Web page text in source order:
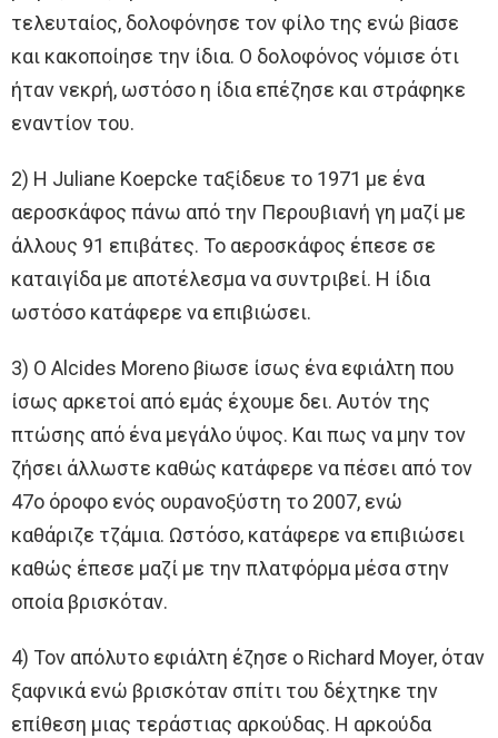
τελευταίος, δολοφόνησε τον φίλο της ενώ βiασε
και κακοποίησε την ίδια. Ο δολοφόνος νόμισε ότι
ήταν νεκρή, ωστόσο η ίδια επέζησε και στράφηκε
εναντίον του.
2) Η Juliane Koepcke ταξίδευε το 1971 με ένα
αεροσκάφος πάνω από την Περουβιανή γη μαζί με
άλλους 91 επιβάτες. Το αεροσκάφος έπεσε σε
καταιγίδα με αποτέλεσμα να συντριβεί. Η ίδια
ωστόσο κατάφερε να επιβιώσει.
3) Ο Alcides Moreno βiωσε ίσως ένα εφιάλτη που
ίσως αρκετοί από εμάς έχουμε δει. Αυτόν της
πτώσης από ένα μεγάλο ύψος. Και πως να μην τον
ζήσει άλλωστε καθώς κατάφερε να πέσει από τον
47ο όροφο ενός ουρανοξύστη το 2007, ενώ
καθάριζε τζάμια. Ωστόσο, κατάφερε να επιβιώσει
καθώς έπεσε μαζί με την πλατφόρμα μέσα στην
οποία βρισκόταν.
4) Τον απόλυτο εφιάλτη έζησε ο Richard Moyer, όταν
ξαφνικά ενώ βρισκόταν σπίτι του δέχτηκε την
επίθεση μιας τεράστιας αρκούδας. Η αρκούδα